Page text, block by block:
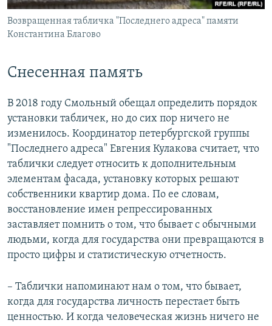
Возвращенная табличка "Последнего адреса" памяти
Константина Благово
Снесенная память
В 2018 году Смольный обещал определить порядок
установки табличек, но до сих пор ничего не
изменилось. Координатор петербургской группы
"Последнего адреса" Евгения Кулакова считает, что
таблички следует относить к дополнительным
элементам фасада, установку которых решают
собственники квартир дома. По ее словам,
восстановление имен репрессированных
заставляет помнить о том, что бывает с обычными
людьми, когда для государства они превращаются в
просто цифры и статистическую отчетность.
– Таблички напоминают нам о том, что бывает,
когда для государства личность перестает быть
ценностью. И когда человеческая жизнь ничего не